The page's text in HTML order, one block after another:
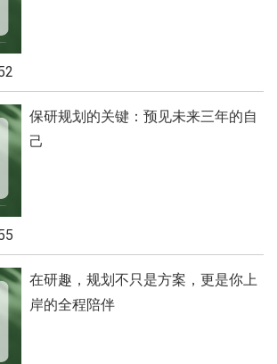
保研规划的关键：预见未来三年的自
己
在研趣，规划不只是方案，更是你上
岸的全程陪伴